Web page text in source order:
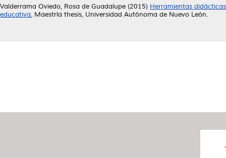
Valderrama Oviedo, Rosa de Guadalupe (2015) Herramientas
educativa. Maestría thesis, Universidad Autónoma de Nuevo León.